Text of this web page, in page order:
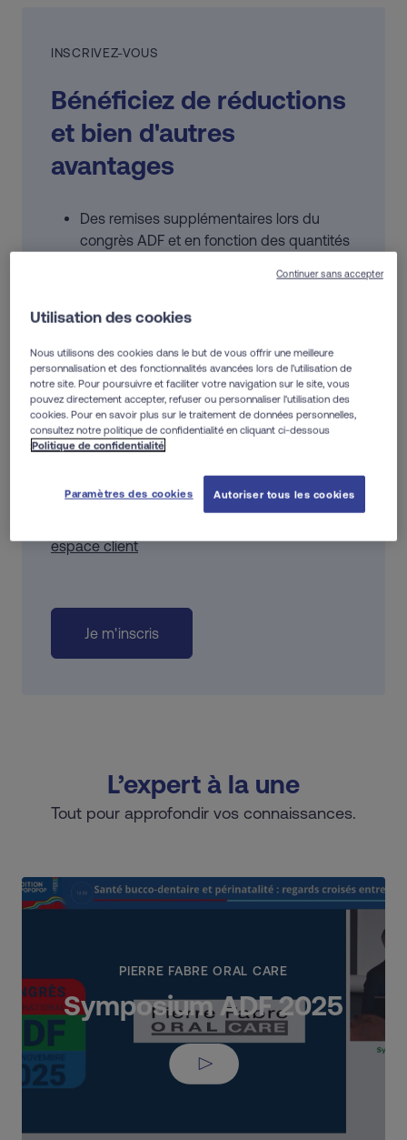
INSCRIVEZ-VOUS
Bénéficiez de réductions
et bien d'autres
avantages
Des remises supplémentaires lors du
congrès ADF et en fonction des quantités
Des produits et frais de port offerts en
Des actualités scientifiques, la revue
ELUMED et des outils pédagogiques
Vous êtes étudiant ? Découvrez notre rubrique
spécialement conçue pour vous.
Vous êtes assistant(e) dentaire ? Découvrez
vous.
espace client
Je m'inscris
L’expert à la une
Tout pour approfondir vos connaissances.
PIERRE FABRE ORAL CARE
Symposium ADF 2025
Utilisation des cookies
Nous utilisons des cookies dans le but de vous offrir une meilleure
personnalisation et des fonctionnalités avancées lors de l'utilisation de
notre site. Pour poursuivre et faciliter votre navigation sur le site, vous
pouvez directement accepter, refuser ou personnaliser l'utilisation des
cookies. Pour en savoir plus sur le traitement de données personnelles,
consultez notre politique de confidentialité en cliquant ci-dessous
:Politique de confidentialité
Paramètres des cookies Autoriser tous les cookies
Continuer sans accepter